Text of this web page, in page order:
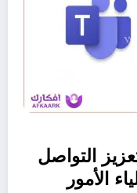
التواصل
الأمور